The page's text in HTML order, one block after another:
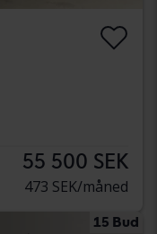
55 500 SEK
473 SEK/måned
15 Bud